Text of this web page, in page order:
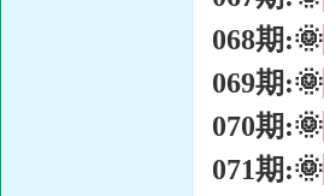
068期:🌞
069期:🌞
070期:🌞
071期:🌞